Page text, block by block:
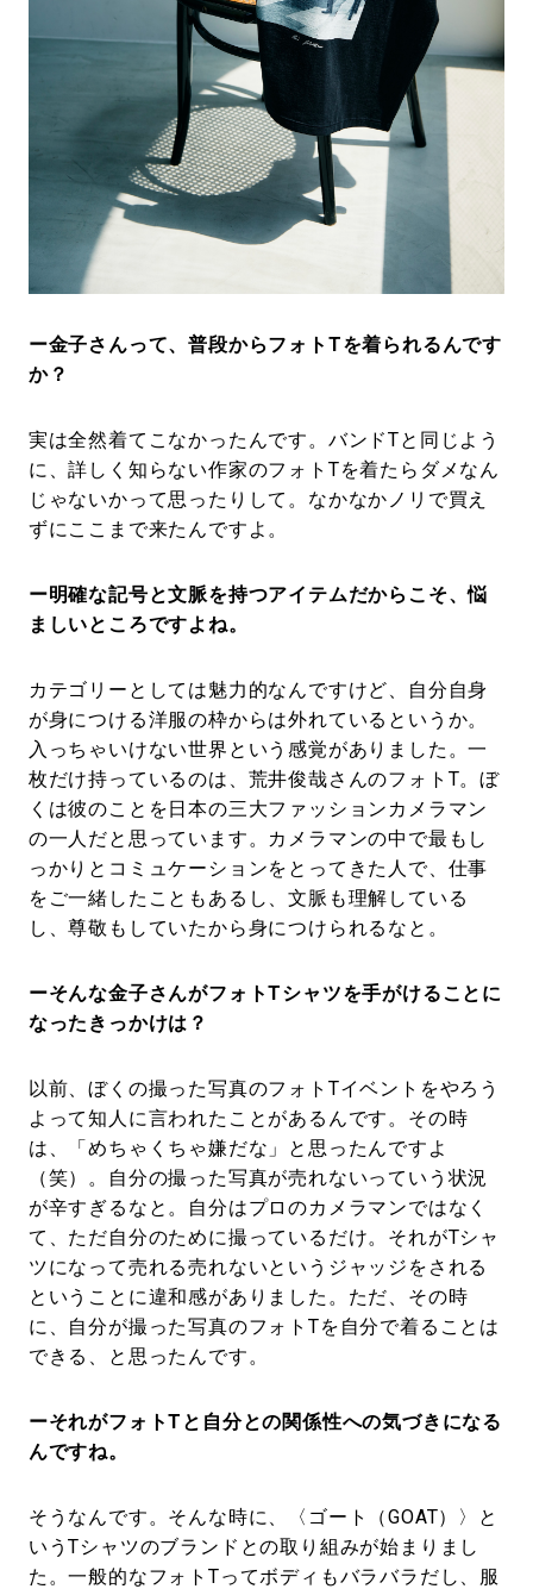
ー金子さんって、普段からフォトTを着られるんです
か？
実は全然着てこなかったんです。バンドTと同じよう
に、詳しく知らない作家のフォトTを着たらダメなん
じゃないかって思ったりして。なかなかノリで買え
ずにここまで来たんですよ。
ー明確な記号と文脈を持つアイテムだからこそ、悩
ましいところですよね。
カテゴリーとしては魅力的なんですけど、自分自身
が身につける洋服の枠からは外れているというか。
入っちゃいけない世界という感覚がありました。一
枚だけ持っているのは、荒井俊哉さんのフォトT。ぼ
くは彼のことを日本の三大ファッションカメラマン
の一人だと思っています。カメラマンの中で最もし
っかりとコミュケーションをとってきた人で、仕事
をご一緒したこともあるし、文脈も理解している
し、尊敬もしていたから身につけられるなと。
ーそんな金子さんがフォトTシャツを手がけることに
なったきっかけは？
以前、ぼくの撮った写真のフォトTイベントをやろう
よって知人に言われたことがあるんです。その時
は、「めちゃくちゃ嫌だな」と思ったんですよ
（笑）。自分の撮った写真が売れないっていう状況
が辛すぎるなと。自分はプロのカメラマンではなく
て、ただ自分のために撮っているだけ。それがTシャ
ツになって売れる売れないというジャッジをされる
ということに違和感がありました。ただ、その時
に、自分が撮った写真のフォトTを自分で着ることは
できる、と思ったんです。
ーそれがフォトTと自分との関係性への気づきになる
んですね。
そうなんです。そんな時に、〈ゴート（GOAT）〉と
いうTシャツのブランドとの取り組みが始まりまし
た。一般的なフォトTってボディもバラバラだし、服